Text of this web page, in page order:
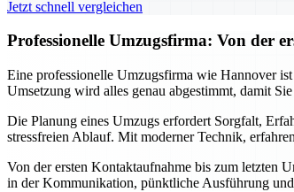
Jetzt schnell vergleichen
Professionelle Umzugsfirma: Von der
Eine professionelle Umzugsfirma wie Hannover
Umsetzung wird alles genau abgestimmt, damit
Die Planung eines Umzugs erfordert Sorgfalt,
stressfreien Ablauf. Mit moderner Technik,
Von der ersten Kontaktaufnahme bis zum letzten
in der Kommunikation, pünktliche Ausführung